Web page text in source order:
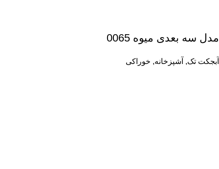
مدل سه بعدی میوه 0065
آبجکت تک, آشپزخانه, خوراکی